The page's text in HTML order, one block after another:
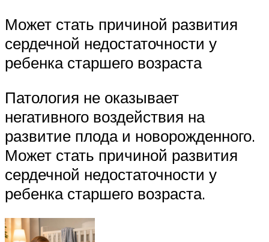
Может стать причиной развития
сердечной недостаточности у
ребенка старшего возраста
Патология не оказывает
негативного воздействия на
развитие плода и новорожденного.
Может стать причиной развития
сердечной недостаточности у
ребенка старшего возраста.